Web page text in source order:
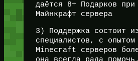
даётся 8+ Подарков при
Майнкрафт сервера
3) Поддержка состоит
специалистов, с опытом
Minecraft серверов